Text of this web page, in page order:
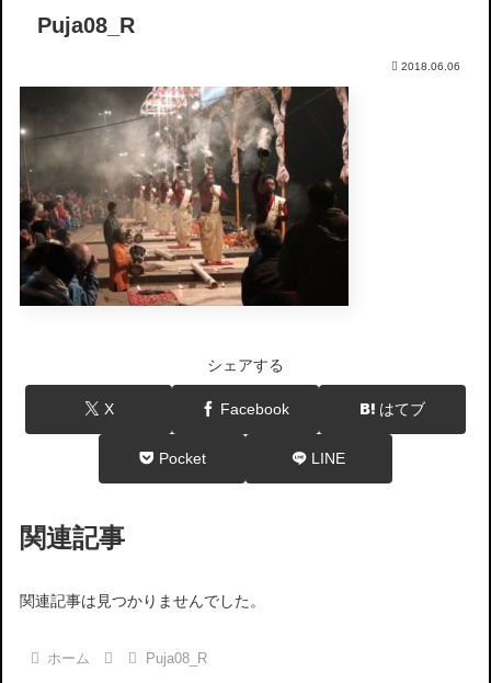
Puja08_R
2018.06.06
シェアする
X Facebook はてブ
Pocket LINE
関連記事
関連記事は見つかりませんでした。
ホーム Puja08_R